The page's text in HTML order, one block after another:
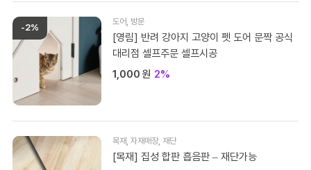
-2%
도어 방문
[영림] 반려 강아지 고양이 펫 도어 문짝 공식
대리점 셀프주문 셀프시공
1,000 원 2%
목재 ,자재매장, 재단
[목재] 집성 합판 흡음판 – 재단가능